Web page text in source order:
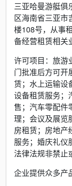
三亚哈曼游艇俱
区海南省三亚市
楼108号，从事
备经营租赁相关
许可项目：旅游
门批准后方可开
赁；水上运输设
设备租赁服务；
售；汽车零配件
理；会议及展览
房租赁；房地产
服务；婚庆礼仪
法律法规非禁止
企业提供众多产